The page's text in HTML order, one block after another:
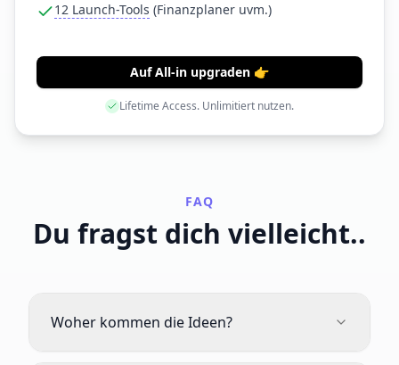
12 Launch-Tools (Finanzplaner uvm.)
Auf All-in upgraden 👉
Lifetime Access. Unlimitiert nutzen.
FAQ
Du fragst dich vielleicht..
Woher kommen die Ideen?